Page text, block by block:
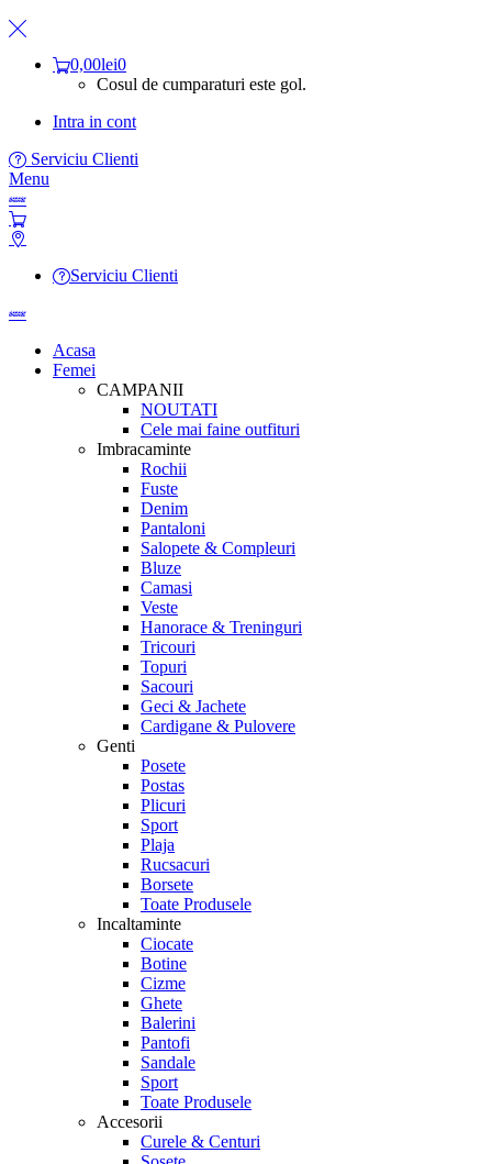
0,00lei0
Cosul de cumparaturi este gol.
Intra in cont
Serviciu Clienti
Menu
Serviciu Clienti
Acasa
Femei
CAMPANII
NOUTATI
Cele mai faine outfituri
Imbracaminte
Rochii
Fuste
Denim
Pantaloni
Salopete & Compleuri
Bluze
Camasi
Veste
Hanorace & Treninguri
Tricouri
Topuri
Sacouri
Geci & Jachete
Cardigane & Pulovere
Genti
Posete
Postas
Plicuri
Sport
Plaja
Rucsacuri
Borsete
Toate Produsele
Incaltaminte
Ciocate
Botine
Cizme
Ghete
Balerini
Pantofi
Sandale
Sport
Toate Produsele
Accesorii
Curele & Centuri